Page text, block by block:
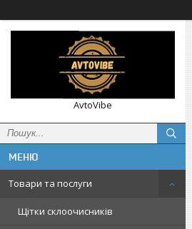
AvtoVibe
Товари та послуги
Щітки склоочисників